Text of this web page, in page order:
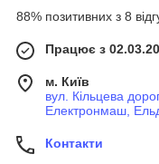
88% позитивних з 8
Працює з
м. Київ
вул. Кільцева
Електронмаш,
Контакти